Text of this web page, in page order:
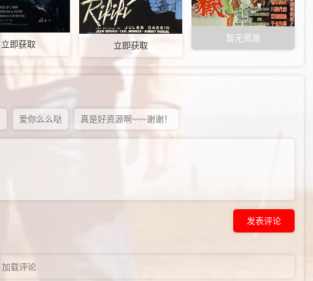
立即获取 立即获取
暂无资源
爱你么么哒 真是好资源啊~~~谢谢！
发表评论
加载评论